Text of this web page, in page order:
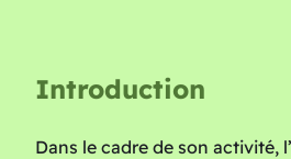
Introduction
Dans le cadre de son activité,